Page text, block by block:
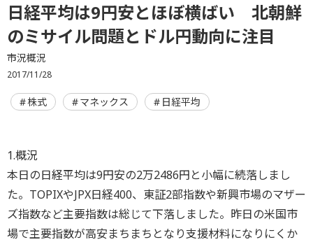
日経平均は9円安とほぼ横ばい 北朝鮮
のミサイル問題とドル円動向に注目
市況概況
2017/11/28
株式 マネックス 日経平均
1.概況
本日の日経平均は9円安の2万2486円と小幅に続落しまし
た。TOPIXやJPX日経400、東証2部指数や新興市場のマザー
ズ指数など主要指数は総じて下落しました。昨日の米国市
場で主要指数が高安まちまちとなり支援材料になりにくか